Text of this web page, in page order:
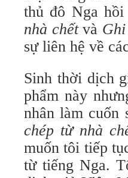
thủ đô Nga
nhà chếtvà
sự liên hệ về
Sinh thời dịch
phẩm này
nhân làm cuốn
chép từ nhà
muốn tôi tiếp
từ tiếng Nga.